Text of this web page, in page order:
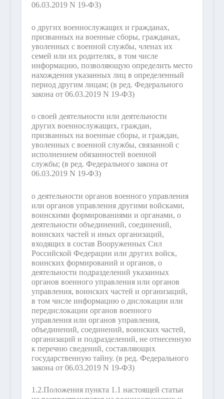
06.03.2019 N 19-ФЗ)
о других военнослужащих и гражданах,
призванных на военные сборы, гражданах,
уволенных с военной службы, членах их
семей или их родителях, в том числе
информацию, позволяющую определить место
нахождения указанных лиц в определенный
период другим лицам; (в ред. Федерального
закона от 06.03.2019 N 19-ФЗ)
о своей деятельности или деятельности
других военнослужащих, граждан,
призванных на военные сборы, и граждан,
уволенных с военной службы, связанной с
исполнением обязанностей военной
службы; (в ред. Федерального закона от
06.03.2019 N 19-ФЗ)
о деятельности органов военного управления
или органов управления другими войсками,
воинскими формированиями и органами, о
деятельности объединений, соединений,
воинских частей и иных организаций,
входящих в состав Вооруженных Сил
Российской Федерации или других войск,
воинских формирований и органов, о
деятельности подразделений указанных
органов военного управления или органов
управления, воинских частей и организаций,
в том числе информацию о дислокации или
передислокации органов военного
управления или органов управления,
объединений, соединений, воинских частей,
организаций и подразделений, не отнесенную
к перечню сведений, составляющих
государственную тайну. (в ред. Федерального
закона от 06.03.2019 N 19-ФЗ)
1.2.Положения пункта 1.1 настоящей статьи